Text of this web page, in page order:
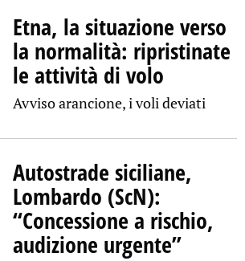
Etna, la situazione verso
la normalità: ripristinate
le attività di volo
Avviso arancione, i voli deviati
Autostrade siciliane,
Lombardo (ScN):
“Concessione a rischio,
audizione urgente”